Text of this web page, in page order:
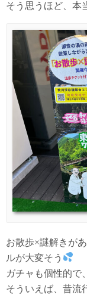
そう思うほど、本
お散歩×謎解きが
ルが大変そう
ガチャも個性的で
そういえば、昔流